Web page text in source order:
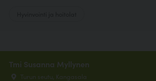
Tmi Susanna Myllynen
Turun seutu, Kangasala